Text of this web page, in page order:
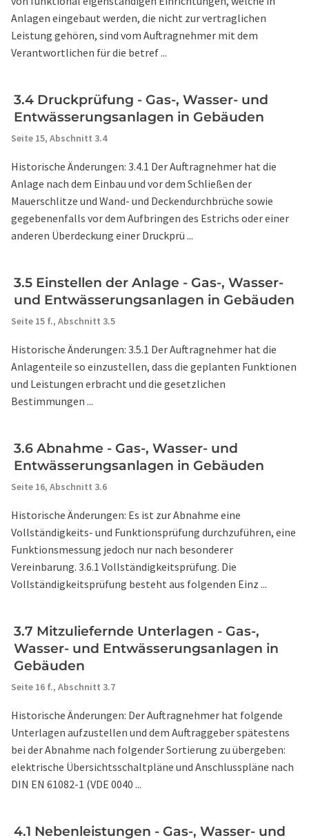
Anlagen eingebaut werden, die nicht zur vertraglichen
Leistung gehören, sind vom Auftragnehmer mit dem
Verantwortlichen für die betref ...
3.4 Druckprüfung - Gas-, Wasser- und
Entwässerungsanlagen in Gebäuden
Seite 15, Abschnitt 3.4
Historische Änderungen: 3.4.1 Der Auftragnehmer hat die
Anlage nach dem Einbau und vor dem Schließen der
Mauerschlitze und Wand- und Deckendurchbrüche sowie
gegebenenfalls vor dem Aufbringen des Estrichs oder einer
anderen Überdeckung einer Druckprü ...
3.5 Einstellen der Anlage - Gas-, Wasser-
und Entwässerungsanlagen in Gebäuden
Seite 15 f., Abschnitt 3.5
Historische Änderungen: 3.5.1 Der Auftragnehmer hat die
Anlagenteile so einzustellen, dass die geplanten Funktionen
und Leistungen erbracht und die gesetzlichen
Bestimmungen ...
3.6 Abnahme - Gas-, Wasser- und
Entwässerungsanlagen in Gebäuden
Seite 16, Abschnitt 3.6
Historische Änderungen: Es ist zur Abnahme eine
Vollständigkeits- und Funktionsprüfung durchzuführen, eine
Funktionsmessung jedoch nur nach besonderer
Vereinbarung. 3.6.1 Vollständigkeitsprüfung. Die
Vollständigkeitsprüfung besteht aus folgenden Einz ...
3.7 Mitzuliefernde Unterlagen - Gas-,
Wasser- und Entwässerungsanlagen in
Gebäuden
Seite 16 f., Abschnitt 3.7
Historische Änderungen: Der Auftragnehmer hat folgende
Unterlagen aufzustellen und dem Auftraggeber spätestens
bei der Abnahme nach folgender Sortierung zu übergeben:
elektrische Übersichtsschaltpläne und Anschlusspläne nach
DIN EN 61082-1 (VDE 0040 ...
4.1 Nebenleistungen - Gas-, Wasser- und